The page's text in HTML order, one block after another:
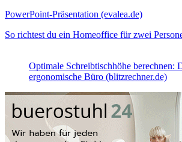
PowerPoint-Präsentation (evalea.de)
So richtest du ein Homeoffice für zwei
Optimale Schreibtischhöhe berechnen:
ergonomische Büro (blitzrechner.de)